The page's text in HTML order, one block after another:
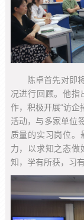
陈卓首先对即
况进行回顾。他指
作，积极开展“访企
活动，与多家单位
质量的实习岗位。
力，以求知之态做
知，学有所获，习有